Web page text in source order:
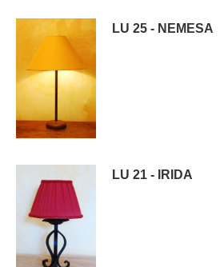
LU 25 - NEMESA
LU 21 - IRIDA